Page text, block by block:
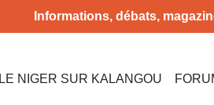
Informations, débats,
LE NIGER SUR KALANGOU